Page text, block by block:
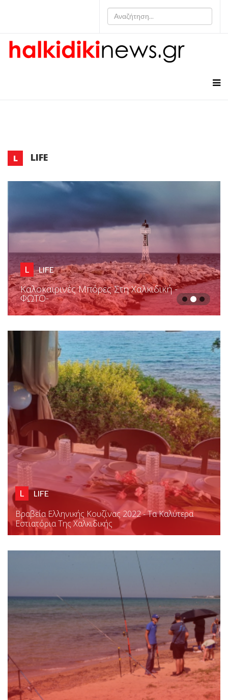
L LIFE
L LIFE
Ένα Τραπέζι 'γιώματα' Στα Νέα Ρόδα
L LIFE
Βραβεία Ελληνικής Κουζίνας 2022 - Τα Καλύτερα
Εστιατόρια Της Χαλκιδικής